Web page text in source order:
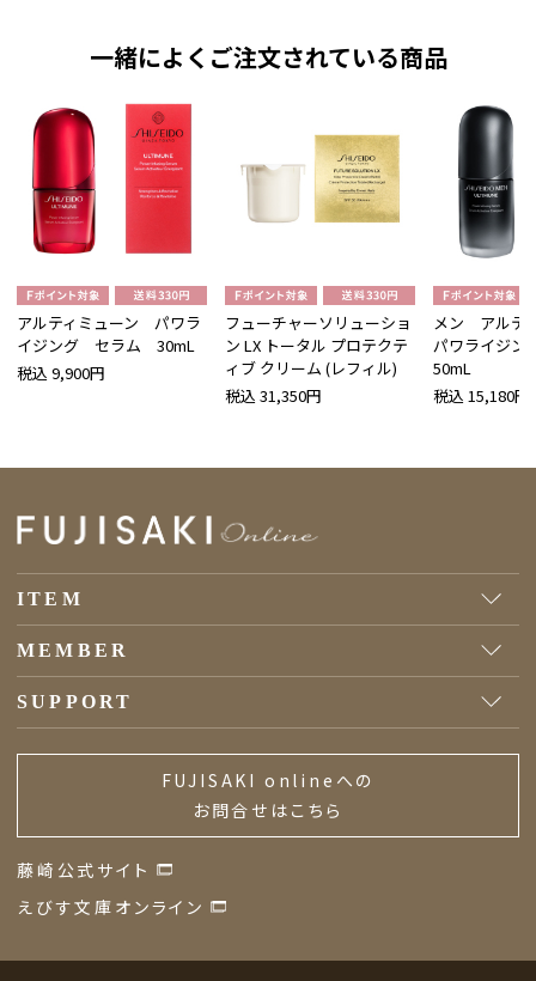
一緒によくご注文されている商品
アルティミューン パワラ
イジング セラム 30mL
税込 9,900円
フューチャーソリューショ
ン LX トータル プロテクテ
ィブ クリーム (レフィル)
税込 31,350円
メン アルテ
パワライジ
50mL
税込 15,180円
ITEM
MEMBER
SUPPORT
FUJISAKI onlineへの
お問合せはこちら
藤崎公式サイト
えびす文庫オンライン